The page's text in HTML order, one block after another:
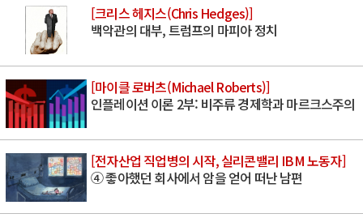
[크리스 헤지스(Chris Hedges)]
백악관의 대부, 트럼프의 마피아 정치
[마이클 로버츠(Michael Roberts)]
인플레이션 이론 2부: 비주류 경제학과 마르크스주의
[전자산업 직업병의 시작, 실리콘밸리 IBM 노동자]
④ 좋아했던 회사에서 암을 얻어 떠난 남편